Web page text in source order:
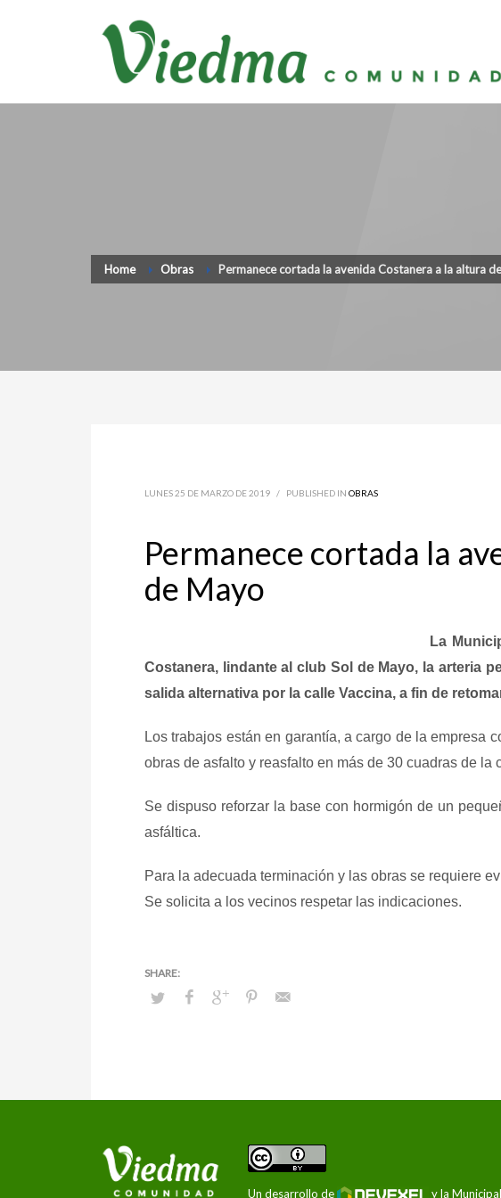
Home Obras Permanece cortada la avenida Costanera a la altura
LUNES 25 DE MARZO DE 2019 / PUBLISHED IN OBRAS
Permanece cortada la
de Mayo
La
Costanera, lindante al club Sol de Mayo, la arteria
salida alternativa por la calle Vaccina, a fin de
Los trabajos están en garantía, a cargo de la empresa
obras de asfalto y reasfalto en más de 30 cuadras de la
Se dispuso reforzar la base con hormigón de un
asfáltica.
Para la adecuada terminación y las obras se requiere
Se solicita a los vecinos respetar las indicaciones.
Un desarrollo de y la